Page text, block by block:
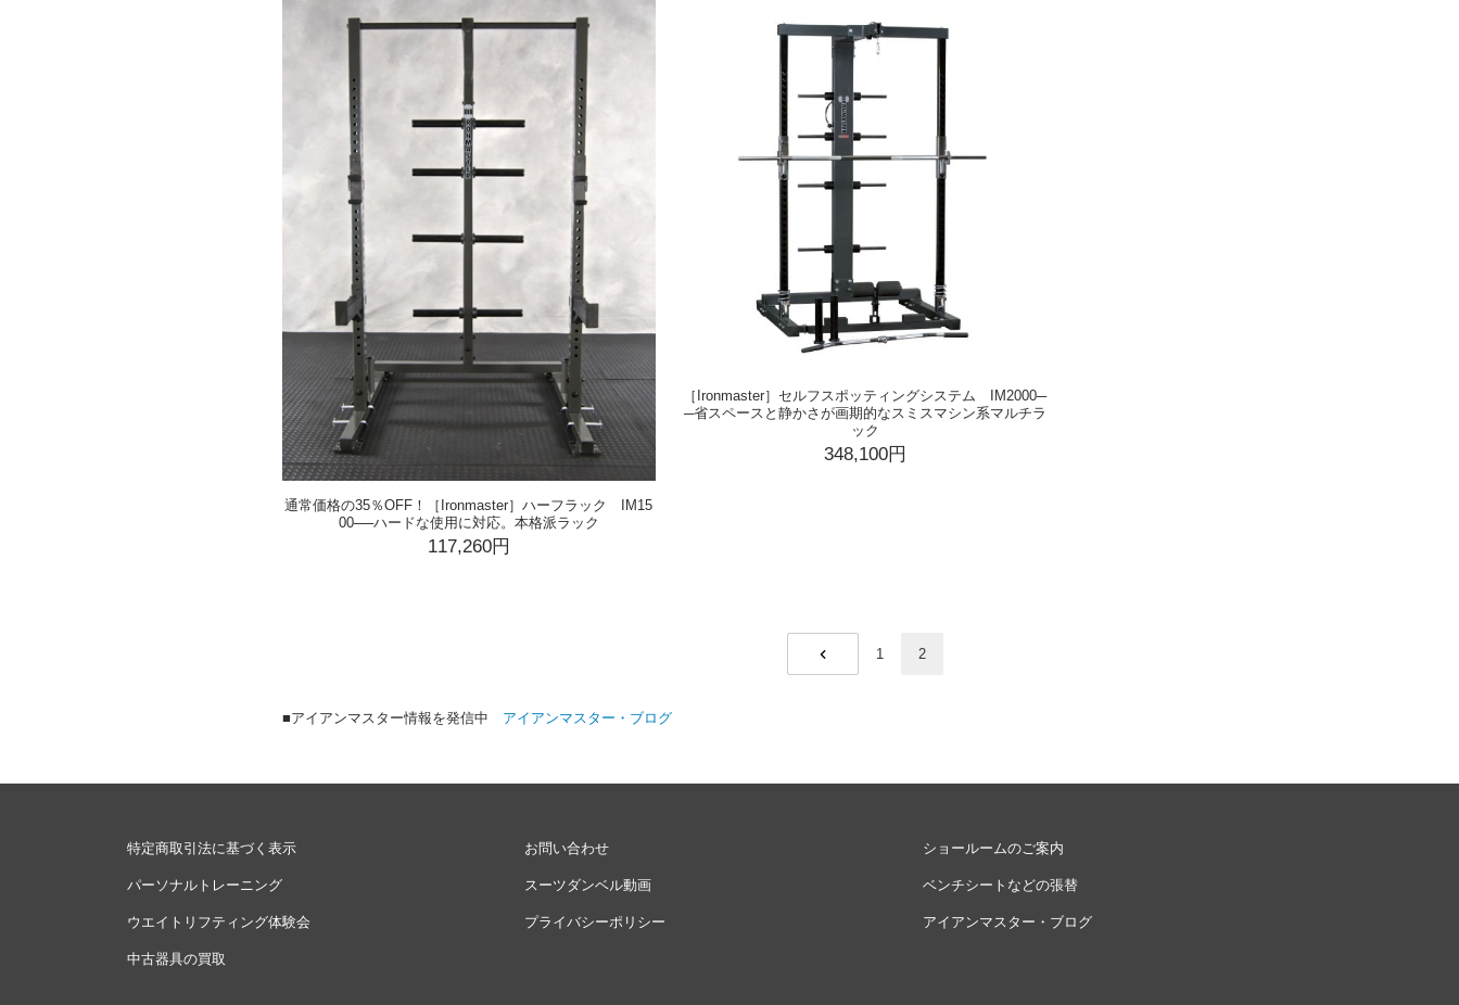
通常価格の35％OFF！［Ironmaster］ハーフラック IM15
00──ハードな使用に対応。本格派ラック
117,260円
［Ironmaster］セルフスポッティングシステム IM2000─
─省スペースと静かさが画期的なスミスマシン系マルチラ
ック
348,100円
1 2
■アイアンマスター情報を発信中 アイアンマスター・ブログ
特定商取引法に基づく表示 お問い合わせ ショールームのご案内
パーソナルトレーニング スーツダンベル動画 ベンチシートなどの張替
ウエイトリフティング体験会 プライバシーポリシー アイアンマスター・ブログ
中古器具の買取